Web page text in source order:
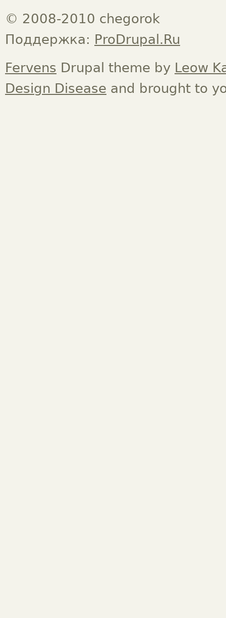
© 2008-2010 chegorok
Поддержка: ProDrupal.Ru
Fervens Drupal theme by Leow
Design Disease and brought to